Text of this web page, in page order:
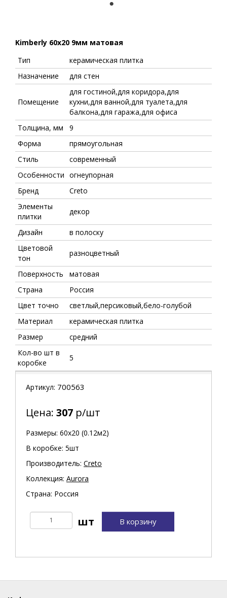
Kimberly 60x20 9мм матовая
Тип
керамическая плитка
Назначение
для стен
Помещение
для гостиной,для коридора,для
кухни,для ванной,для туалета,для
балкона,для гаража,для офиса
Толщина, мм
9
Форма
прямоугольная
Стиль
современный
Особенности огнеупорная
Бренд
Creto
Элементы
плитки
декор
Дизайн
в полоску
Цветовой
тон
разноцветный
Поверхность
матовая
Страна
Россия
Цвет точно
светлый,персиковый,бело-голубой
Материал
керамическая плитка
Размер
средний
Кол-во шт в
коробке
5
Артикул: 700563
Цена: 307 р/шт
Размеры: 60х20 (0.12м2)
В коробке: 5шт
Производитель: Creto
Коллекция: Aurora
Страна: Россия
В корзину